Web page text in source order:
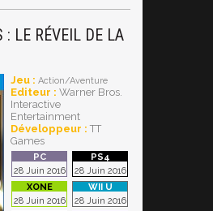
: LE RÉVEIL DE LA
Jeu : Action/Aventure
Editeur : Warner Bros.
Interactive
Entertainment
Développeur : TT
Games
28 Juin 2016 28 Juin 2016
28 Juin 2016 28 Juin 2016